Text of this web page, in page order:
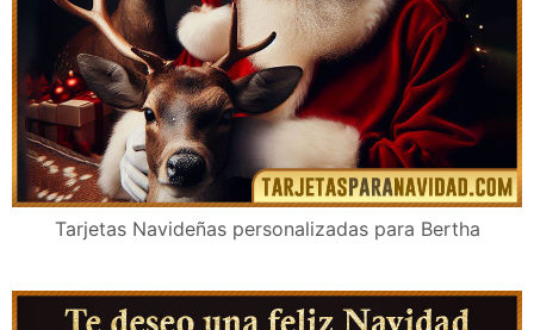
Tarjetas Navideñas personalizadas para Bertha